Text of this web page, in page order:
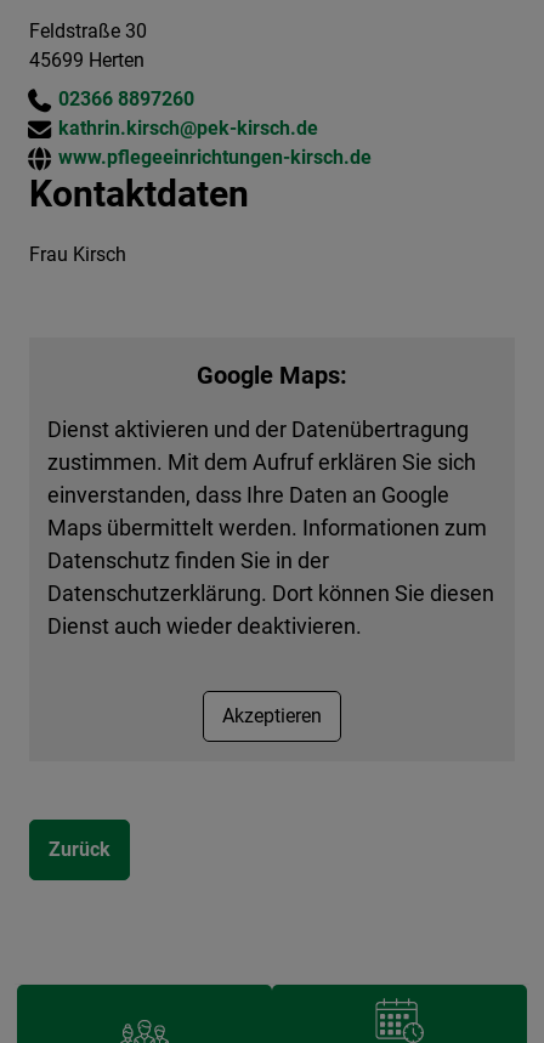
Feldstraße 30
45699 Herten
02366 8897260
kathrin.kirsch@pek-kirsch.de
www.pflegeeinrichtungen-kirsch.de
Kontaktdaten
Frau Kirsch
Google Maps:
Dienst aktivieren und der Datenübertragung
zustimmen. Mit dem Aufruf erklären Sie sich
einverstanden, dass Ihre Daten an Google
Maps übermittelt werden. Informationen zum
Datenschutz finden Sie in der
Datenschutzerklärung. Dort können Sie diesen
Dienst auch wieder deaktivieren.
Akzeptieren
Zurück